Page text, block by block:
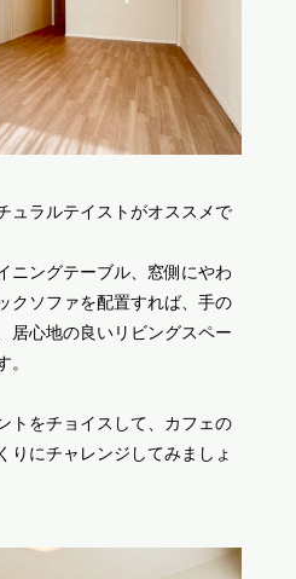
ュラルテイストがオススメで
ニングテーブル、窓側にやわ
クソファを配置すれば、手の
居心地の良いリビングスペー
。
トをチョイスして、カフェの
りにチャレンジしてみましょ